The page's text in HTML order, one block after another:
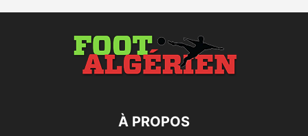
À PROPOS